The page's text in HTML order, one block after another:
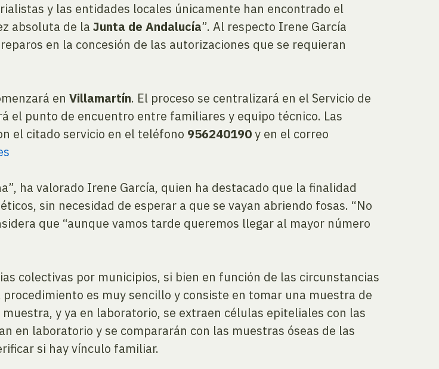
y las entidades locales únicamente han encontrado el
absoluta de la Junta de Andalucía”. Al respecto Irene García
en la concesión de las autorizaciones que se requieran
en Villamartín. El proceso se centralizará en el Servicio de
el punto de encuentro entre familiares y equipo técnico. Las
el citado servicio en el teléfono 956240190y en el correo
ha valorado Irene García, quien ha destacado que la finalidad
sin necesidad de esperar a que se vayan abriendo fosas. “No
que “aunque vamos tarde queremos llegar al mayor número
colectivas por municipios, si bien en función de las circunstancias
es muy sencillo y consiste en tomar una muestra de
y ya en laboratorio, se extraen células epiteliales con las
en laboratorio y se compararán con las muestras óseas de las
si hay vínculo familiar.